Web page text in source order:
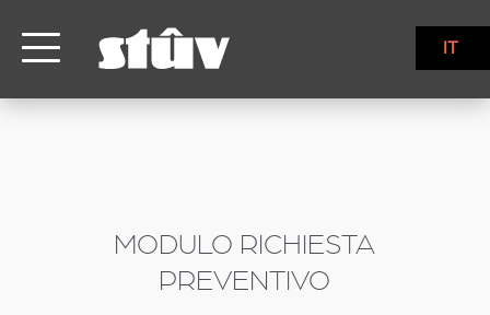
IT
MODULO RICHIESTA
PREVENTIVO